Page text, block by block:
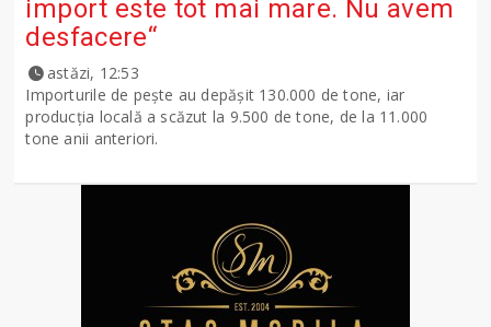
import este tot mai mare. Nu avem
desfacere“
astăzi, 12:53
Importurile de peşte au depăşit 130.000 de tone, iar
producţia locală a scăzut la 9.500 de tone, de la 11.000
tone anii anteriori.